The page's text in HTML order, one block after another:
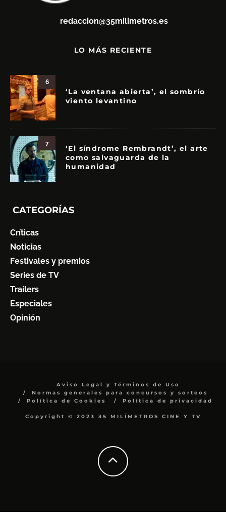
redaccion@35milimetros.es
LO MÁS RECIENTE
6
‘La ventana abierta’, el sombrío
viento levantino
7
‘El síndrome Rembrandt’, el arte
como salvaguarda de la
humanidad
CATEGORÍAS
Críticas
Noticias
Festivales y premios
Series de TV
Trailers
Especiales
Opinión
Aviso Legal y Términos de Uso
Normas generales para concursos y sorteos
Política de Cookies
Política de privacidad
Copyright © 2023 35 MILÍMETROS CINE Y TV